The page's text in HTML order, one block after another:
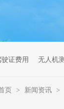
装
无人机考培基地
无人机考试评测
证费用 无人机
页 > 新闻资讯 >